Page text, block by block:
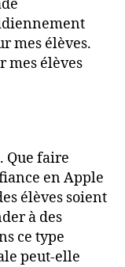
mes élèves.
mes élèves
Que faire
en Apple
élèves soient
à des
ce type
peut-elle